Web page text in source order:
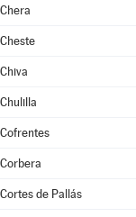
Chera
Cheste
Chiva
Chulilla
Cofrentes
Corbera
Cortes de Pallás